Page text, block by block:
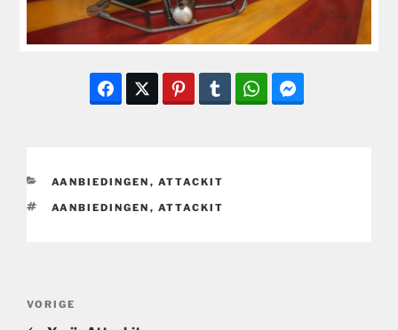
CATEGORIEËN
AANBIEDINGEN , ATTACKIT
TAGS
AANBIEDINGEN , ATTACKIT
Vorig
VORIGE